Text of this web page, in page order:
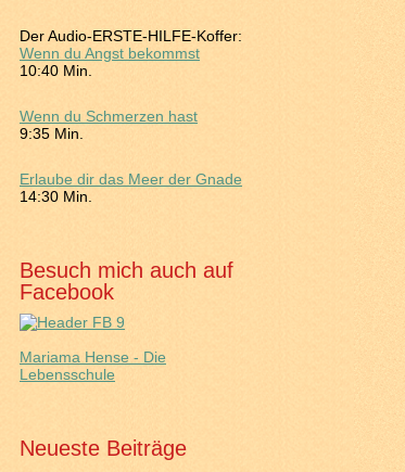
Der Audio-ERSTE-HILFE-Koffer:
Wenn du Angst bekommst
10:40 Min.
Wenn du Schmerzen hast
9:35 Min.
Erlaube dir das Meer der Gnade
14:30 Min.
Besuch mich auch auf
Facebook
Mariama Hense - Die
Lebensschule
Neueste Beiträge